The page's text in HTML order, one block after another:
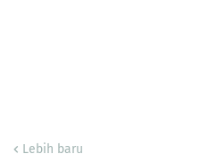
Lebih baru